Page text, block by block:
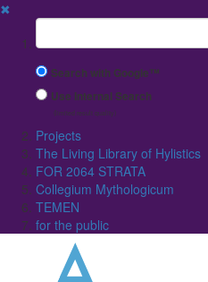
✖
Suchbegriff
Search with Google™
Use Internal Search
(limited result quality)
Projects
The Living Library of Hylistics
FOR 2064 STRATA
Collegium Mythologicum
TEMEN
for the public